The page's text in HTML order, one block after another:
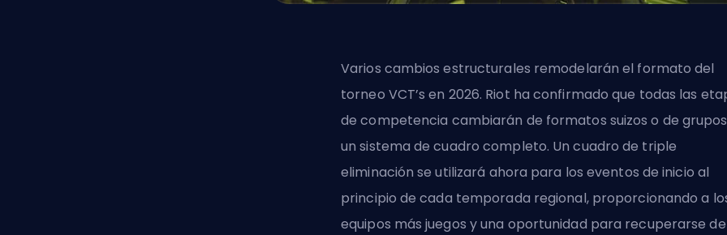
Varios cambios estructurales remodelarán el formato del
torneo VCT’sen 2026. Riot ha confirmado que todas las
de competencia cambiarán de formatos suizos o de
un sistema de cuadro completo. Un cuadro de triple
eliminación se utilizará ahora para los eventos de inicio al
principio de cada temporada regional, proporcionando a
equipos más juegos y una oportunidad para recuperarse